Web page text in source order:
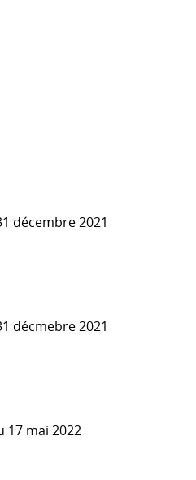
décembre 2021
décmebre 2021
17 mai 2022